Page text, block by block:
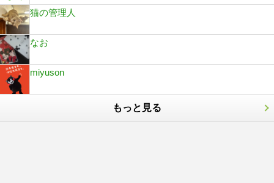
猫の管理人
なお
miyuson
もっと見る